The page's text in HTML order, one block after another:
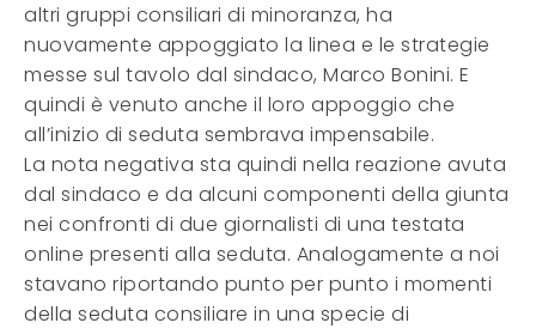
altri gruppi consiliari di minoranza, ha
nuovamente appoggiato la linea e le strategie
messe sul tavolo dal sindaco, Marco Bonini. E
quindi è venuto anche il loro appoggio che
all’inizio di seduta sembrava impensabile.
La nota negativa sta quindi nella reazione avuta
dal sindaco e da alcuni componenti della giunta
nei confronti di due giornalisti di una testata
online presenti alla seduta. Analogamente a noi
stavano riportando punto per punto i momenti
della seduta consiliare in una specie di